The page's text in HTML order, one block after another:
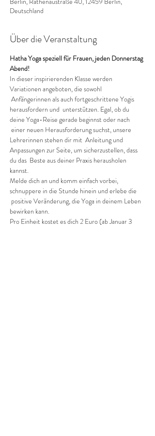
Deutschland
Über die Veranstaltung
Hatha Yoga speziell für Frauen, jeden Donnerstag
Abend!
In dieser inspirierenden Klasse werden
Variationen angeboten, die sowohl
Anfängerinnen als auch fortgeschrittene Yogis
herausfordern und  unterstützen. Egal, ob du
deine Yoga-Reise gerade beginnst oder nach
einer neuen Herausforderung suchst, unsere
Lehrerinnen stehen dir mit  Anleitung und
Anpassungen zur Seite, um sicherzustellen, dass
du das  Beste aus deiner Praxis herausholen
kannst.
Melde dich an und komm einfach vorbei,
schnuppere in die Stunde hinein und erlebe die
positive Veränderung, die Yoga in deinem Leben
bewirken kann.
Pro Einheit kostet es dich 2 Euro (ab Januar 3